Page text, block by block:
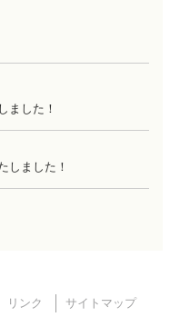
ました！
しました！
リンク
サイトマップ